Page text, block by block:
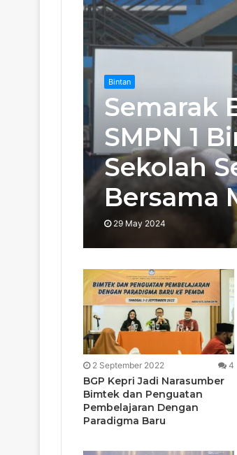
Bintan
Semarak
SMPN 1
Sekolah
Bersama
29 May 2024
2 September 2022 4
BGP Kepri Jadi Narasumber
Bimtek dan Penguatan
Pembelajaran Dengan
Paradigma Baru